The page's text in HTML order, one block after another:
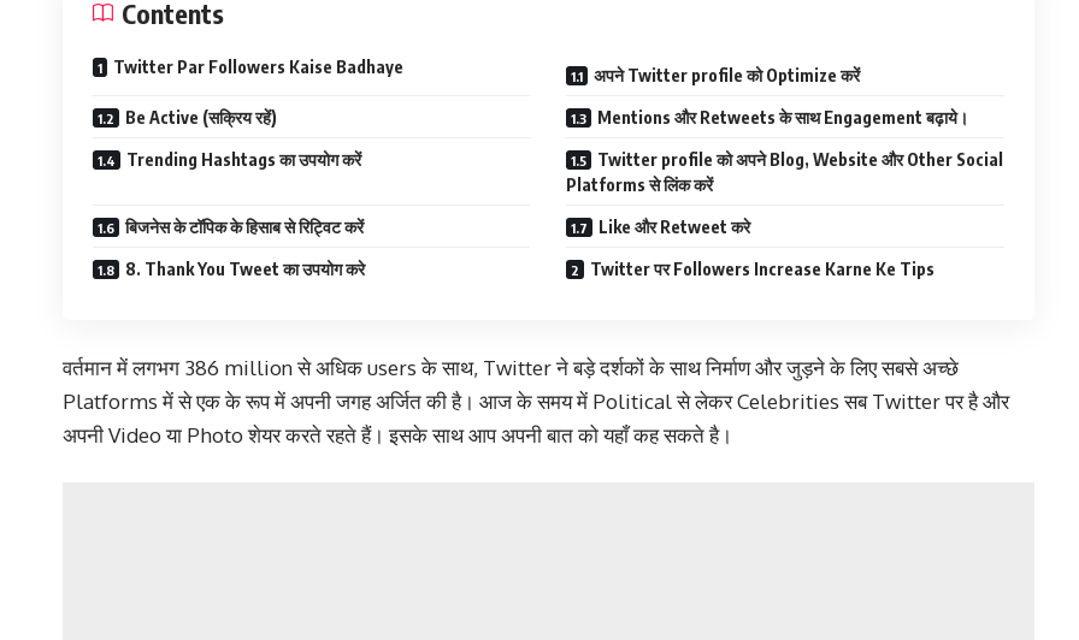
Contents
Twitter Par Followers Kaise Badhaye अपने Twitter profile को Optimize करें
Be Active (सक्रिय रहें) Mentions और Retweets के साथ Engagement बढ़ाये।
Trending Hashtags का उपयोग करें
Twitter profile को अपने Blog, Website और Other Social
Platforms से लिंक करें
बिजनेस के टॉपिक के हिसाब से रिट्विट करें Like और Retweet करे
8. Thank You Tweet का उपयोग करे Twitter पर Followers Increase Karne Ke Tips
वर्तमान में लगभग 386 million से अधिक users के साथ, Twitter ने बड़े दर्शकों के साथ निर्माण और जुड़ने के लिए सबसे अच्छे
Platforms में से एक के रूप में अपनी जगह अर्जित की है। आज के समय में Political से लेकर Celebrities सब Twitter पर है और
अपनी Video या Photo शेयर करते रहते हैं। इसके साथ आप अपनी बात को यहाँ कह सकते है।